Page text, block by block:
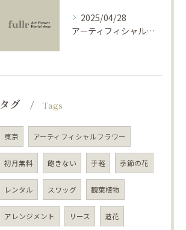
2025/04/28
アーティフィシャルフラワーで学ぶ基礎と活用法
タグ Tags
東京 アーティフィシャルフラワー
初月無料 飽きない 手軽 季節の花
レンタル スワッグ 観葉植物
アレンジメント リース 造花